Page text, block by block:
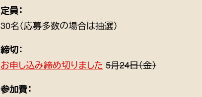
定員：
30名（応募多数の場合は抽選）
締切：
お申し込み締め切りました 5月24日（金）
参加費：